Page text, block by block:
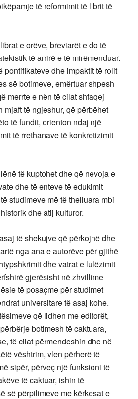
të reformimit të librit të
e orëve, breviarët e do të
të arrirë e të mirëmenduar.
pontiﬁkateve dhe impaktit të rolit
së botimeve, emërtuar shpesh
merrte e nën të cilat shfaqej
të ngjeshur, që përbëhet
të fundit, orienton ndaj një
të rrethanave të konkretizimit
të kuptohet dhe që nevoja e
dhe të enteve të edukimit
studimeve më të thelluara mbi
dhe atij kulturor.
të shekujve që përkojnë dhe
nga ana e autorëve për gjithë
dhe vatrat e lulëzimit
gjerësisht në zhvillime
të posaçme për studimet
universitare të asaj kohe.
që lidhen me editorët,
botimesh të caktuara,
të cilat përmendeshin dhe në
vështrim, vlen përherë të
sipër, përveç një funksioni të
të caktuar, ishin të
së përpilimeve me kërkesat e